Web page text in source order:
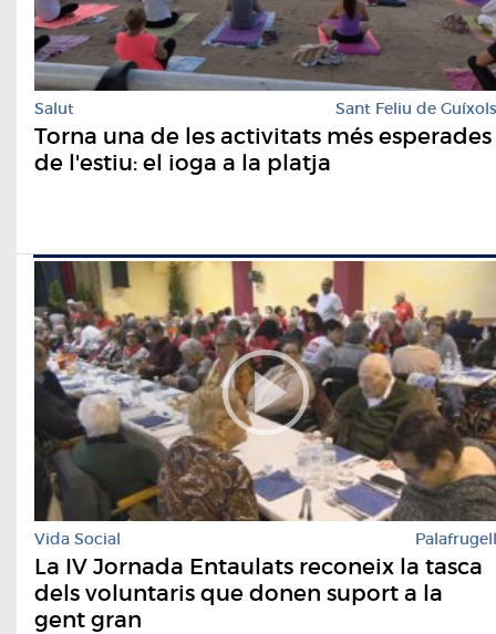
Salut Sant Feliu de Guíxols
Torna una de les activitats més esperades
de l'estiu: el ioga a la platja
Vida Social Palafrugell
La IV Jornada Entaulats reconeix la tasca
dels voluntaris que donen suport a la
gent gran